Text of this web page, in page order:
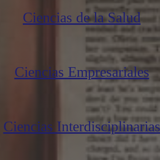
Ciencias de la Salud
Ciencias Empresariales
Ciencias Interdisciplinarias